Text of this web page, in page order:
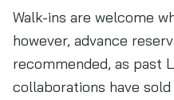
Walk-ins are welcome
however, advance
recommended, as past
collaborations have